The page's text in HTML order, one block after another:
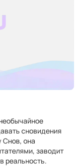
сновидения
Снов, она
заводит
реальность.